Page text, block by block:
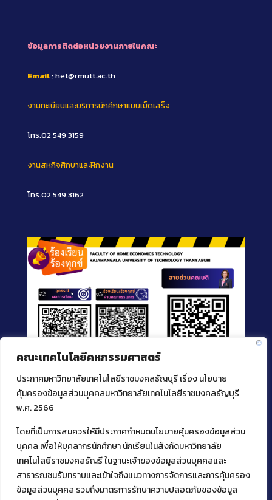
คณะเทคโนโลยีคหกรรมศาสตร์
ประกาศมหาวิทยาลัยเทคโนโลยีราชมงคลธัญบุรี เรื่อง นโยบาย
คุ้มครองข้อมูลส่วนบุคคลมหาวิทยาลัยเทคโนโลยีราชมงคลธัญบุรี
พ.ศ. 2566
โดยที่เป็นการสมควรให้มีประกาศกำหนดนโยบายคุ้มครองข้อมูลส่วน
บุคคล เพื่อให้บุคลากรนักศึกษา นักเรียนในสังกัดมหาวิทยาลัย
เทคโนโลยีราชมงคลธัญรี ในฐานะเจ้าของข้อมูลส่วนบุคคลและ
สาธารณชนรับทราบและเข้าใจถึงแนวทางการจัดการและการคุ้มครอง
ข้อมูลส่วนบุคคล รวมถึงมาตรการรักษาความปลอดภัยของข้อมูล
ข้อมูลการติดต่อหน่วยงานภายในคณะ
Email: het@rmutt.ac.th
งานทะเบียนและบริการนักศึกษาแบบเบ็ดเสร็จ
โทร.02 549 3159
งานสหกิจศึกษาและฝึกงาน
โทร.02 549 3162
ติดต่อคณะเทคโนโลยีคหกรรมศาสตร์
39 หมู่ 1
ต.คลองหก อ. คลองหลวง
จ.ปทุมธานี 12120